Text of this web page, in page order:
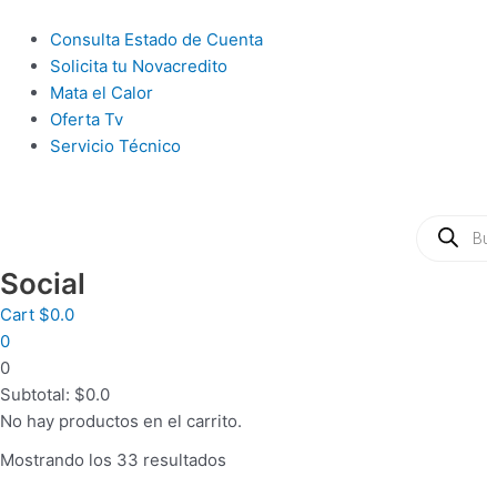
contenido
Main
Menu
Consulta Estado de Cuenta
Solicita tu Novacredito
Mata el Calor
Oferta Tv
Servicio Técnico
productos
Social
Cart $0.0
0
0
Subtotal: $0.0
No hay productos en el carrito.
Mostrando los 33 resultados